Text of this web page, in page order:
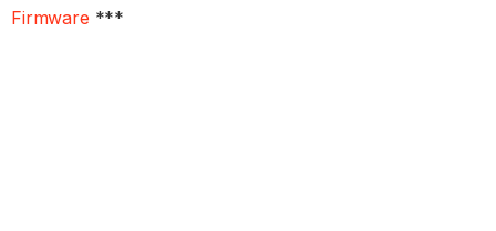
Firmware ***